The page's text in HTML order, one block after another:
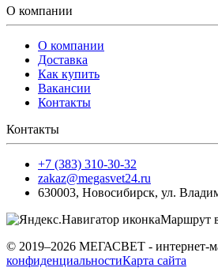
О компании
О компании
Доставка
Как купить
Вакансии
Контакты
Контакты
+7 (383) 310-30-32
zakaz@megasvet24.ru
630003, Новосибирск, ул.
Маршрут
© 2019–2026 МЕГАСВЕТ - интернет-
конфиденциальностиКарта сайта